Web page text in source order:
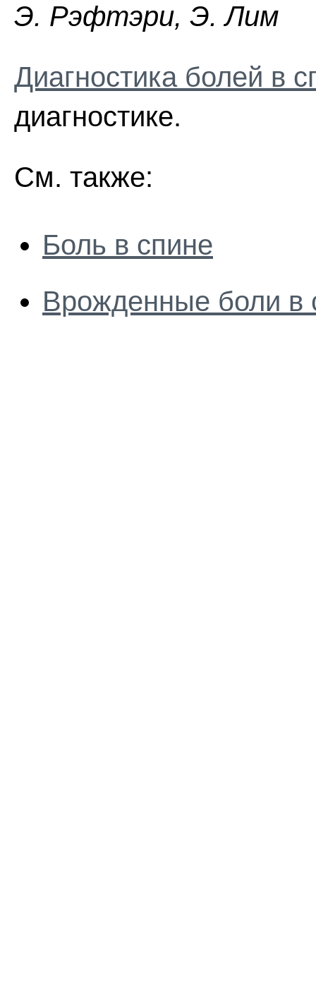
Э. Pэфтэpи, Э. Лим
Диагностика болей в
диагностике.
См. также:
Боль в спине
Врожденные боли в